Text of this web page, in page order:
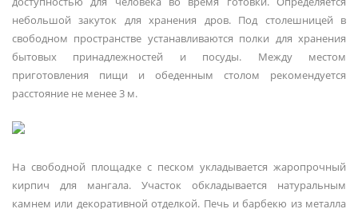
небольшой закуток для хранения дров. Под столешницей в
свободном пространстве устанавливаются полки для хранения
бытовых принадлежностей и посуды. Между местом
приготовления пищи и обеденным столом рекомендуется
расстояние не менее 3 м.
На свободной площадке с песком укладывается жаропрочный
кирпич для мангала. Участок обкладывается натуральным
камнем или декоративной отделкой. Печь и барбекю из металла